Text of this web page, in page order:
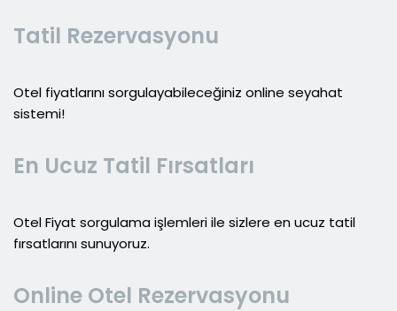
Tatil Rezervasyonu
Otel fiyatlarını sorgulayabileceğiniz online seyahat
sistemi!
En Ucuz Tatil Fırsatları
Otel Fiyat sorgulama işlemleri ile sizlere en ucuz tatil
fırsatlarını sunuyoruz.
Online Otel Rezervasyonu